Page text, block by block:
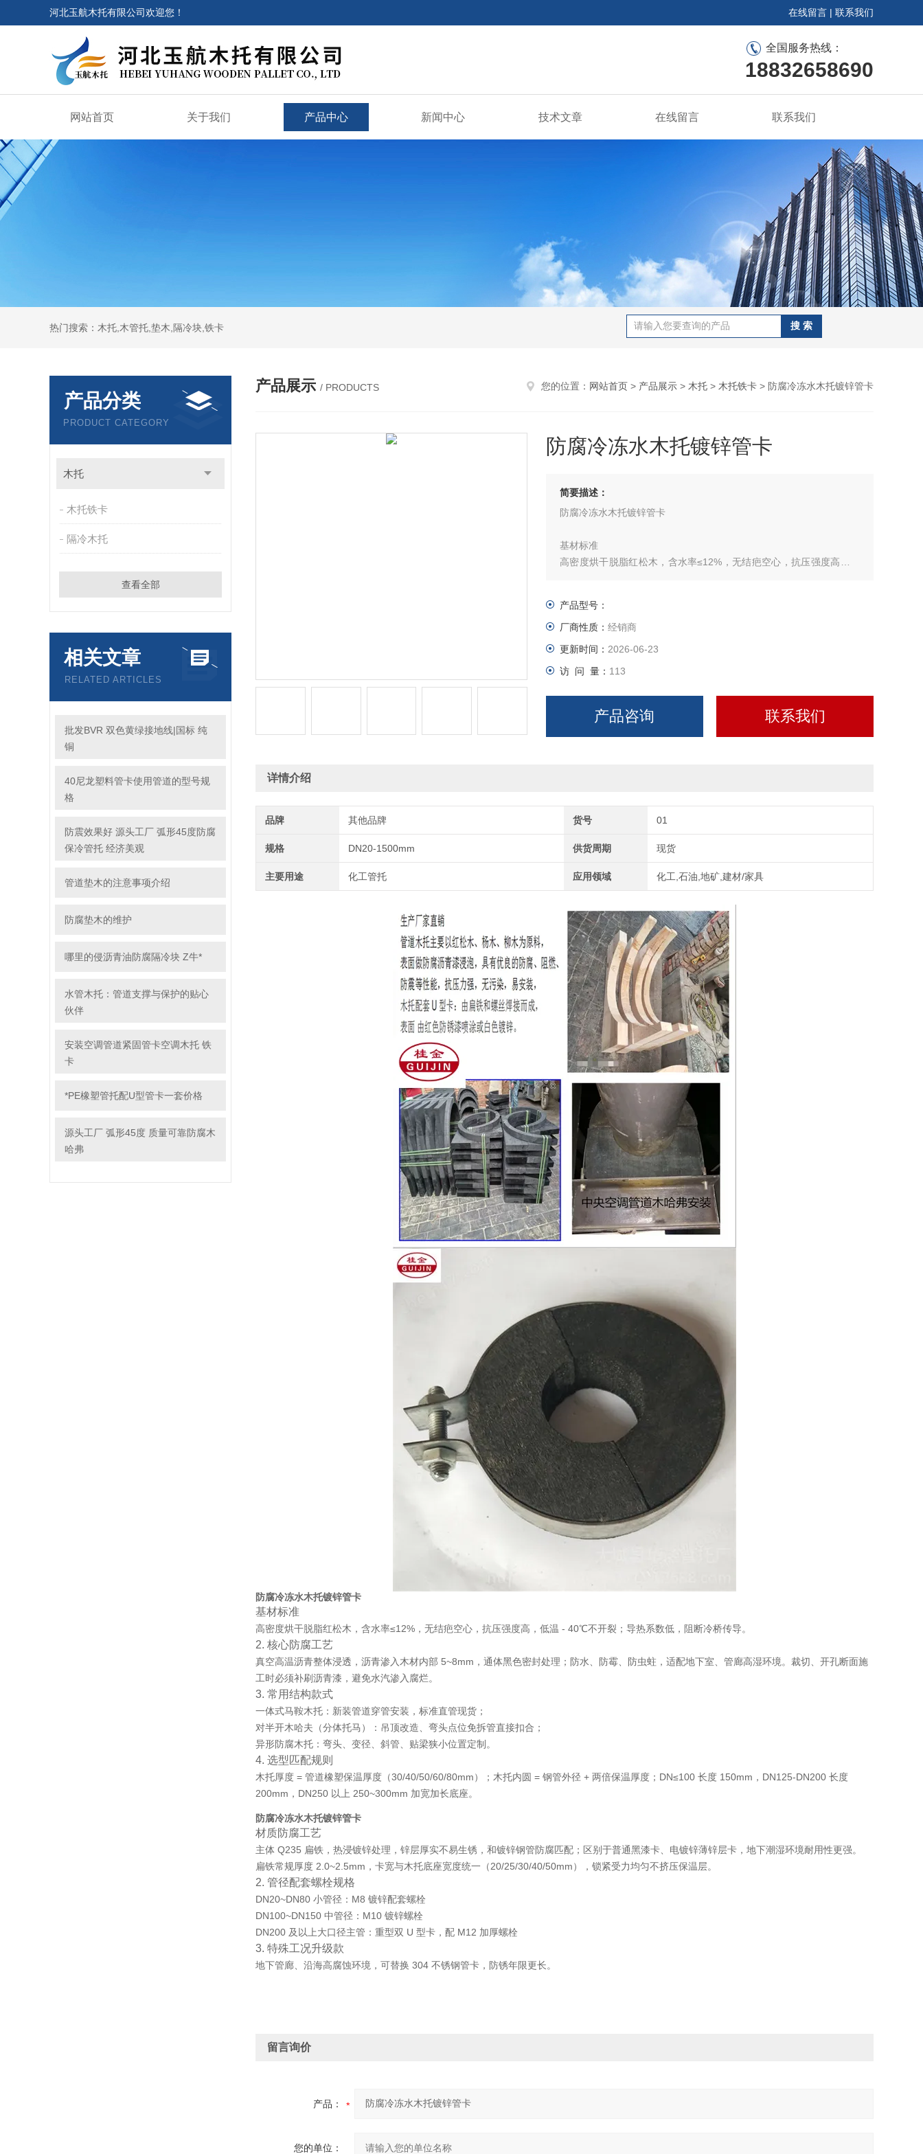
河北玉航木托有限公司欢迎您！ 在线留言 | 联系我们
全国服务热线：
18832658690
网站首页 关于我们 产品中心 新闻中心 技术文章 在线留言 联系我们
热门搜索：木托,木管托,垫木,隔冷块,铁卡
产品分类
PRODUCT CATEGORY
木托
木托铁卡
隔冷木托
查看全部
相关文章
RELATED ARTICLES
批发BVR 双色黄绿接地线|国标 纯
铜
40尼龙塑料管卡使用管道的型号规
格
防震效果好 源头工厂 弧形45度防腐
保冷管托 经济美观
管道垫木的注意事项介绍
防腐垫木的维护
哪里的侵沥青油防腐隔冷块 Z牛*
水管木托：管道支撑与保护的贴心
伙伴
安装空调管道紧固管卡空调木托 铁
卡
*PE橡塑管托配U型管卡一套价格
源头工厂 弧形45度 质量可靠防腐木
哈弗
产品展示 / PRODUCTS 您的位置： 网站首页 > 产品展示 > 木托 > 木托铁卡 > 防腐冷冻水木托镀锌管卡
防腐冷冻水木托镀锌管卡
简要描述：
防腐冷冻水木托镀锌管卡
基材标准
高密度烘干脱脂红松木，含水率≤12%，无结疤空心，抗压强度高，低
真空高温沥青整体浸透，沥青渗入木材内部 5~8mm，通体黑色密封处
理；防水、防霉、防虫蛀，适配地下室、管廊高湿环境。裁切、开孔断
面施工时必须补刷沥青漆，避免水汽渗入腐烂。
一体式马鞍木托：新装管道穿管安装，标准
产品型号：
厂商性质： 经销商
更新时间： 2026-06-23
访 问 量： 113
产品咨询 联系我们
详情介绍
品牌 其他品牌 货号 01
规格 DN20-1500mm 供货周期 现货
主要用途 化工管托 应用领域 化工,石油,地矿,建材/家具
防腐冷冻水木托镀锌管卡
基材标准
高密度烘干脱脂红松木，含水率≤12%，无结疤空心，抗压强度高，低温 - 40℃不开裂；导热系数低，阻断冷桥传导。
2. 核心防腐工艺
真空高温沥青整体浸透，沥青渗入木材内部 5~8mm，通体黑色密封处理；防水、防霉、防虫蛀，适配地下室、管廊高湿环境。裁切、开孔断面施
工时必须补刷沥青漆，避免水汽渗入腐烂。
3. 常用结构款式
一体式马鞍木托 ：新装管道穿管安装，标准直管现货；
对半开木哈夫（分体托马）
：吊顶改造、弯头点位免拆管直接扣合；
异形防腐木托 ：弯头、变径、斜管、贴梁狭小位置定制。
4. 选型匹配规则
木托厚度 = 管道橡塑保温厚度（30/40/50/60/80mm）；木托内圆 = 钢管外径 + 两倍保温厚度；DN≤100 长度 150mm，DN125-DN200 长度
200mm，DN250 以上 250~300mm 加宽加长底座。
防腐冷冻水木托镀锌管卡
材质防腐工艺
主体 Q235 扁铁， 热浸镀锌处理 ，锌层厚实不易生锈，和镀锌钢管防腐匹配；区别于普通黑漆卡、电镀锌薄锌层卡，地下潮湿环境耐用性更强。
扁铁常规厚度 2.0~2.5mm，卡宽与木托底座宽度统一（20/25/30/40/50mm），锁紧受力均匀不挤压保温层。
2. 管径配套螺栓规格
DN20~DN80 小管径：M8 镀锌配套螺栓
DN100~DN150 中管径：M10 镀锌螺栓
DN200 及以上大口径主管：重型双 U 型卡，配 M12 加厚螺栓
3. 特殊工况升级款
地下管廊、沿海高腐蚀环境，可替换 304 不锈钢管卡，防锈年限更长。
留言询价
产品：
您的单位：